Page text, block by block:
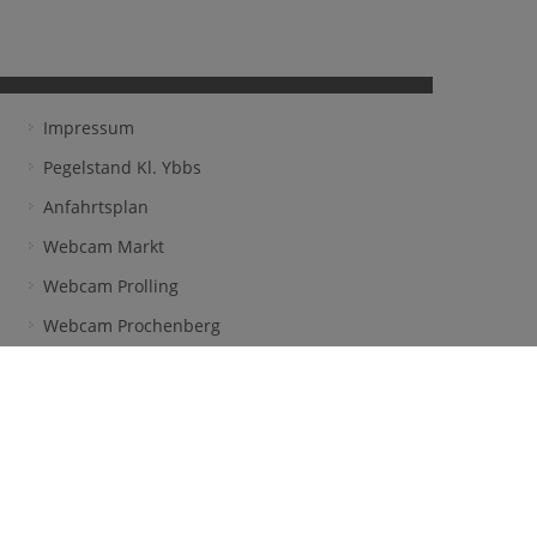
Impressum
Pegelstand Kl. Ybbs
Anfahrtsplan
Webcam Markt
Webcam Prolling
Webcam Prochenberg